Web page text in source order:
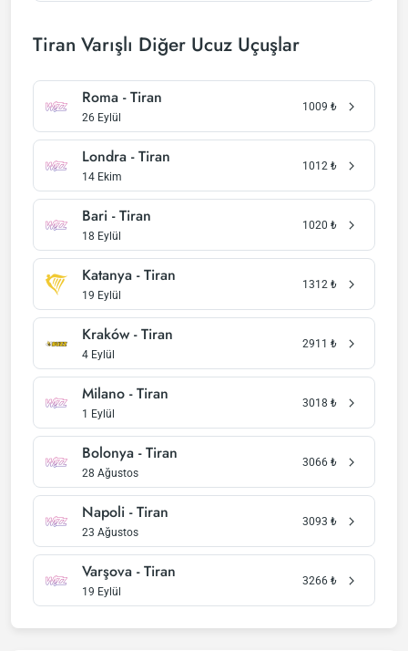
Tiran Varışlı Diğer Ucuz Uçuşlar
Roma - Tiran
26 Eylül
1009 ₺
Londra - Tiran
14 Ekim
1012 ₺
Bari - Tiran
18 Eylül
1020 ₺
Katanya - Tiran
19 Eylül
1312 ₺
Kraków - Tiran
4 Eylül
2911 ₺
Milano - Tiran
1 Eylül
3018 ₺
Bolonya - Tiran
28 Ağustos
3066 ₺
Napoli - Tiran
23 Ağustos
3093 ₺
Varşova - Tiran
19 Eylül
3266 ₺